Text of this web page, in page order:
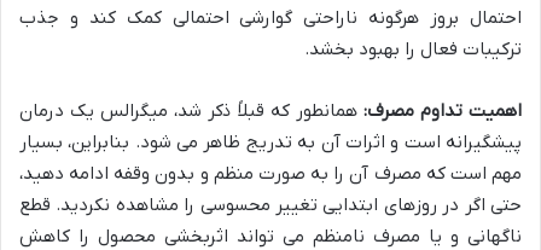
احتمال بروز هرگونه ناراحتی گوارشی احتمالی کمک کند و جذب
ترکیبات فعال را بهبود بخشد.
اهمیت تداوم مصرف: همانطور که قبلاً ذکر شد، میگرالس یک درمان
پیشگیرانه است و اثرات آن به تدریج ظاهر می شود. بنابراین، بسیار
مهم است که مصرف آن را به صورت منظم و بدون وقفه ادامه دهید،
حتی اگر در روزهای ابتدایی تغییر محسوسی را مشاهده نکردید. قطع
ناگهانی و یا مصرف نامنظم می تواند اثربخشی محصول را کاهش